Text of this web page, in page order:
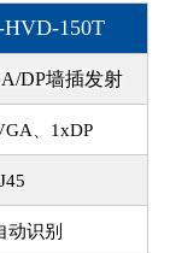
150T
DP墙插发射
、 1xDP
动识别